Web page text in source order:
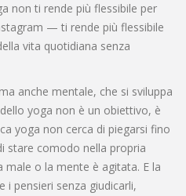
non ti rende più flessibile per
— ti rende più flessibile
vita quotidiana senza
anche mentale, che si sviluppa
yoga non è un obiettivo, è
yoga non cerca di piegarsi fino
stare comodo nella propria
male o la mente è agitata. E la
i pensieri senza giudicarli,